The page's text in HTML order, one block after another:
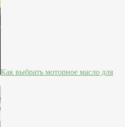
Как выбрать моторное масло для